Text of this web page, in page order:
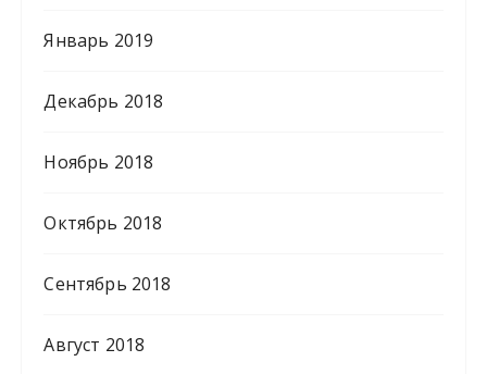
Январь 2019
Декабрь 2018
Ноябрь 2018
Октябрь 2018
Сентябрь 2018
Август 2018